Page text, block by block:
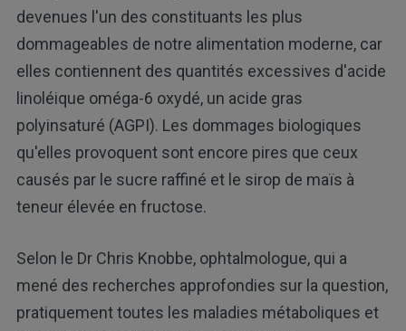
devenues l'un des constituants les plus
dommageables de notre alimentation moderne, car
elles contiennent des quantités excessives d'acide
linoléique oméga-6 oxydé, un acide gras
polyinsaturé (AGPI). Les dommages biologiques
qu'elles provoquent sont encore pires que ceux
causés par le sucre raffiné et le sirop de maïs à
teneur élevée en fructose.
Selon le Dr Chris Knobbe, ophtalmologue, qui a
mené des recherches approfondies sur la question,
pratiquement toutes les maladies métaboliques et